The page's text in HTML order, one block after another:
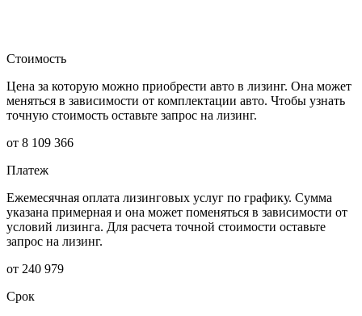
Стоимость
Цена за которую можно приобрести авто в лизинг. Она может
меняться в зависимости от комплектации авто. Чтобы узнать
точную стоимость оставьте запрос на лизинг.
от 8 109 366
Платеж
Ежемесячная оплата лизинговых услуг по графику. Сумма
указана примерная и она может поменяться в зависимости от
условий лизинга. Для расчета точной стоимости оставьте
запрос на лизинг.
от 240 979
Срок